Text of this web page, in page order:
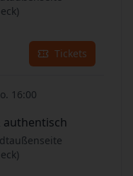
Tickets
16:00